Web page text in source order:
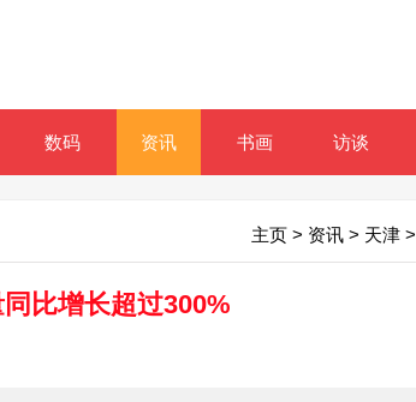
数码 资讯 书画 访谈
主页 > 资讯 > 天津 >
比增长超过300%